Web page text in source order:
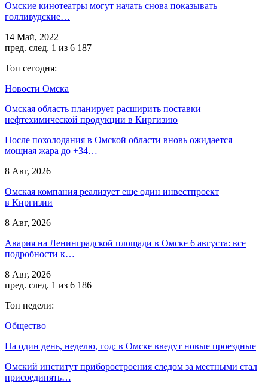
Омские кинотеатры могут начать снова показывать
голливудские…
14 Май, 2022
пред. след. 1 из 6 187
Топ сегодня:
Новости Омска
Омская область планирует расширить поставки
нефтехимической продукции в Киргизию
После похолодания в Омской области вновь ожидается
мощная жара до +34…
8 Авг, 2026
Омская компания реализует еще один инвестпроект
в Киргизии
8 Авг, 2026
Авария на Ленинградской площади в Омске 6 августа: все
подробности к…
8 Авг, 2026
пред. след. 1 из 6 186
Топ недели:
Общество
На один день, неделю, год: в Омске введут новые проездные
Омский институт приборостроения следом за местными стал
присоединять…